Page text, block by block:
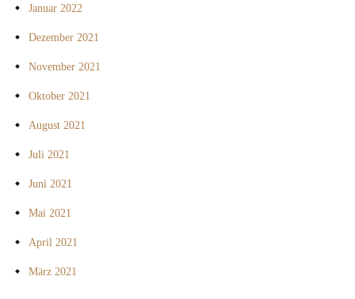
Januar 2022
Dezember 2021
November 2021
Oktober 2021
August 2021
Juli 2021
Juni 2021
Mai 2021
April 2021
März 2021